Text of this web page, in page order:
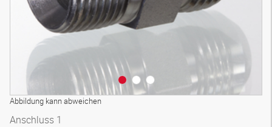
Abbildung kann abweichen
Anschluss 1